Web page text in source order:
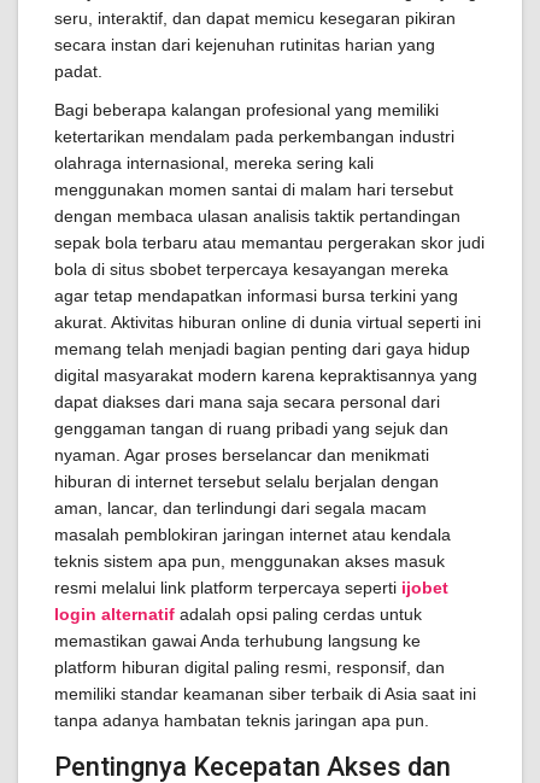
seru, interaktif, dan dapat memicu kesegaran pikiran
secara instan dari kejenuhan rutinitas harian yang
padat.
Bagi beberapa kalangan profesional yang memiliki
ketertarikan mendalam pada perkembangan industri
olahraga internasional, mereka sering kali
menggunakan momen santai di malam hari tersebut
dengan membaca ulasan analisis taktik pertandingan
sepak bola terbaru atau memantau pergerakan skor judi
bola di situs sbobet terpercaya kesayangan mereka
agar tetap mendapatkan informasi bursa terkini yang
akurat. Aktivitas hiburan online di dunia virtual seperti ini
memang telah menjadi bagian penting dari gaya hidup
digital masyarakat modern karena kepraktisannya yang
dapat diakses dari mana saja secara personal dari
genggaman tangan di ruang pribadi yang sejuk dan
nyaman. Agar proses berselancar dan menikmati
hiburan di internet tersebut selalu berjalan dengan
aman, lancar, dan terlindungi dari segala macam
masalah pemblokiran jaringan internet atau kendala
teknis sistem apa pun, menggunakan akses masuk
resmi melalui link platform terpercaya seperti ijobet
login alternatif adalah opsi paling cerdas untuk
memastikan gawai Anda terhubung langsung ke
platform hiburan digital paling resmi, responsif, dan
memiliki standar keamanan siber terbaik di Asia saat ini
tanpa adanya hambatan teknis jaringan apa pun.
Pentingnya Kecepatan Akses dan